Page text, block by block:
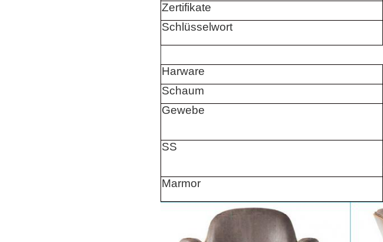
Zertifikate
Schlüsselwort
Harware
Schaum
Gewebe
SS
Marmor